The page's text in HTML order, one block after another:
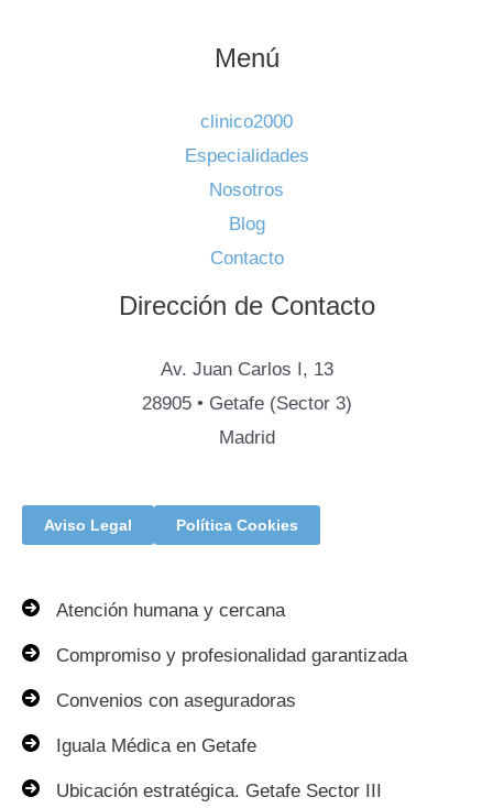
Menú
clinico2000
Especialidades
Nosotros
Blog
Contacto
Dirección de Contacto
Av. Juan Carlos I, 13
28905 • Getafe (Sector 3)
Madrid
Aviso Legal Política Cookies
Atención humana y cercana
Compromiso y profesionalidad garantizada
Convenios con aseguradoras
Iguala Médica en Getafe
Ubicación estratégica. Getafe Sector III